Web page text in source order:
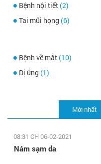
Bệnh nội tiết (2)
Tai mũi họng (6)
Bệnh về mắt (10)
Dị ứng (1)
Mới nhất
08:31 CH 06-02-2021
Nám sạm da